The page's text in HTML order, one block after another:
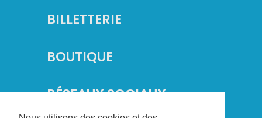
BILLETTERIE
BOUTIQUE
RÉSEAUX SOCIAUX